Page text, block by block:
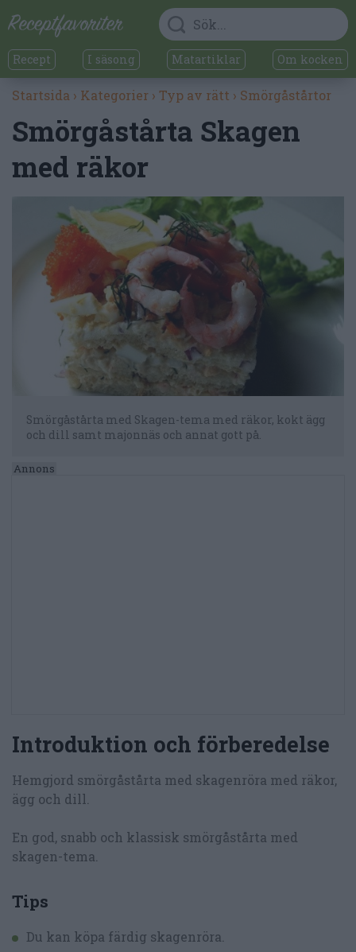
Recept I säsong Matartiklar Om kocken
Startsida › Kategorier › Typ av rätt › Smörgåstårtor
Smörgåstårta Skagen
med räkor
Smörgåstårta med Skagen-tema med räkor, kokt ägg
och dill samt majonnäs och annat gott på.
Introduktion och förberedelse
Hemgjord smörgåstårta med skagenröra med räkor,
ägg och dill.
En god, snabb och klassisk smörgåstårta med
skagen-tema.
Tips
Du kan köpa färdig skagenröra.